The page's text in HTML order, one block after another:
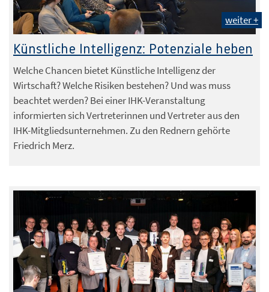
weiter +
Künstliche Intelligenz: Potenziale heben
Welche Chancen bietet Künstliche Intelligenz der
Wirtschaft? Welche Risiken bestehen? Und was muss
beachtet werden? Bei einer IHK-Veranstaltung
informierten sich Vertreterinnen und Vertreter aus den
IHK-Mitgliedsunternehmen. Zu den Rednern gehörte
Friedrich Merz.